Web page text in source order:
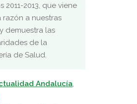
2011-2013, que viene
razón a nuestras
demuestra las
de la
de Salud.
Andalucía,